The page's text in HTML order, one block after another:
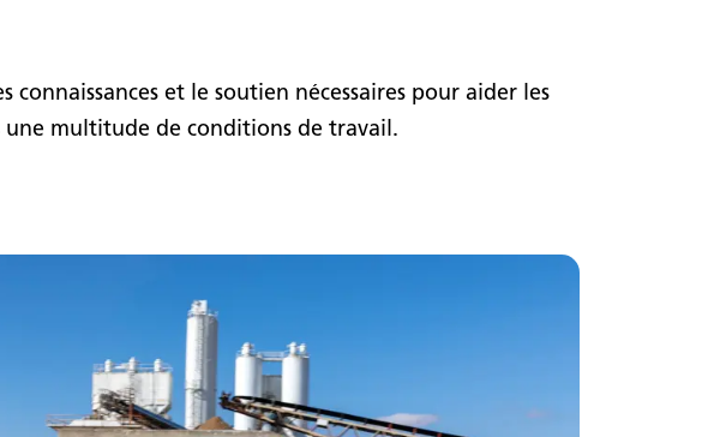
et le soutien nécessaires pour aider les
multitude de conditions de travail.